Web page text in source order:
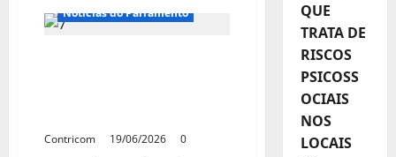
promove
em
1º
Notícias do Parlamento
Contricom 19/06/2026 0
QUE
TRATA DE
RISCOS
PSICOSS
OCIAIS
NOS
LOCAIS